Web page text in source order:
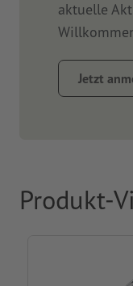
aktuelle
Jetzt
Produkt-